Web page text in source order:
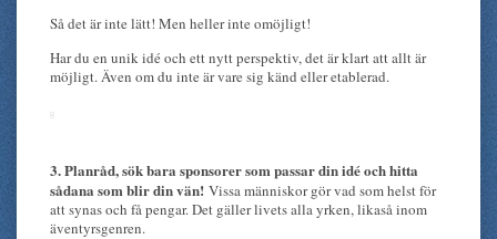
Så det är inte lätt! Men heller inte omöjligt!
Har du en unik idé och ett nytt perspektiv, det är klart att allt är
möjligt. Även om du inte är vare sig känd eller etablerad.
3. Planråd, sök bara sponsorer som passar din idé och hitta
sådana som blir din vän! Vissa människor gör vad som helst för
att synas och få pengar. Det gäller livets alla yrken, likaså inom
äventyrsgenren.